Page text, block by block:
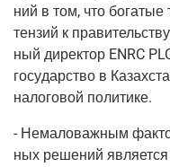
ний в том, что
тен­зий к
ный дирек­тор ENRC
госу­дар­ство в
нало­го­вой политике.
- Нема­ло­важ­ным
ных реше­ний явля­ет­ся